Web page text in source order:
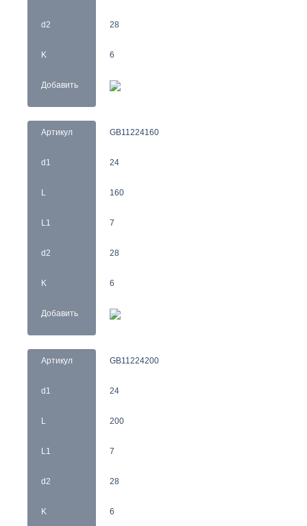
d2
K
Добавить
28
6
Артикул
d1
L
L1
d2
K
Добавить
GB11224160
24
160
7
28
6
Артикул
d1
L
L1
d2
K
GB11224200
24
200
7
28
6